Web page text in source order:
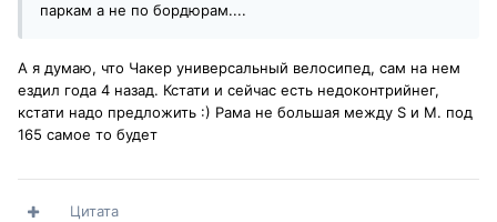
паркам а не по бордюрам....
А я думаю, что Чакер универсальный велосипед, сам на нем
ездил года 4 назад. Кстати и сейчас есть недоконтрийнег,
кстати надо предложить :) Рама не большая между S и М. под
165 самое то будет
Цитата